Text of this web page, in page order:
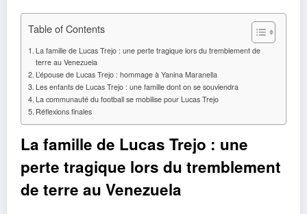
Table of Contents
La famille de Lucas Trejo : une perte tragique lors du tremblement de
terre au Venezuela
L’épouse de Lucas Trejo : hommage à Yanina Maranella
Les enfants de Lucas Trejo : une famille dont on se souviendra
La communauté du football se mobilise pour Lucas Trejo
Réflexions finales
La famille de Lucas Trejo : une
perte tragique lors du tremblement
de terre au Venezuela